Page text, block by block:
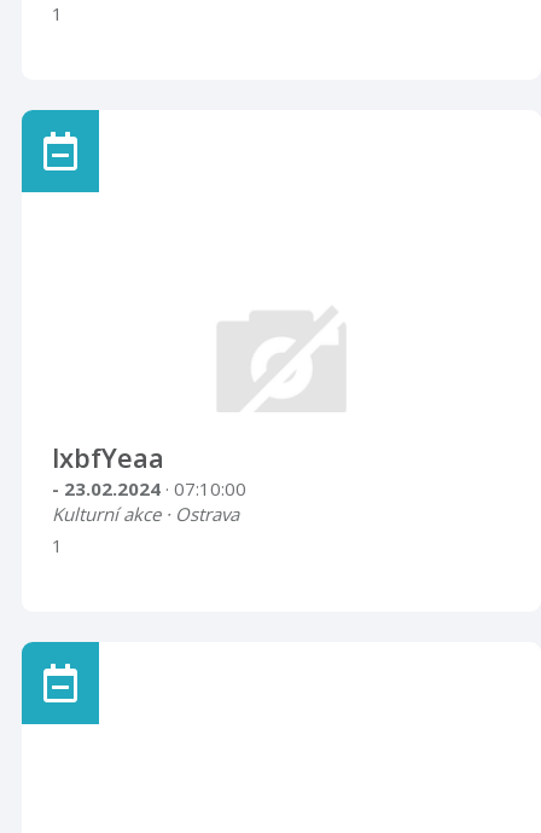
1
lxbfYeaa
- 23.02.2024 · 07:10:00
Kulturní akce · Ostrava
1